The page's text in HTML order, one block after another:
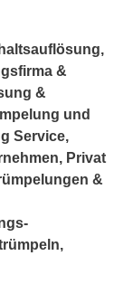
&
&
und
Service,
Privat
&